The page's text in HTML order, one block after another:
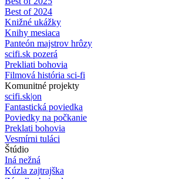
Best of 2024
Knižné ukážky
Knihy mesiaca
Panteón majstrov hrôzy
scifi.sk pozerá
Prekliati bohovia
Filmová história sci-fi
Komunitné projekty
scifi.sk|on
Fantastická poviedka
Poviedky na počkanie
Preklati bohovia
Vesmírni tuláci
Štúdio
Iná nežná
Kúzla zajtrajška